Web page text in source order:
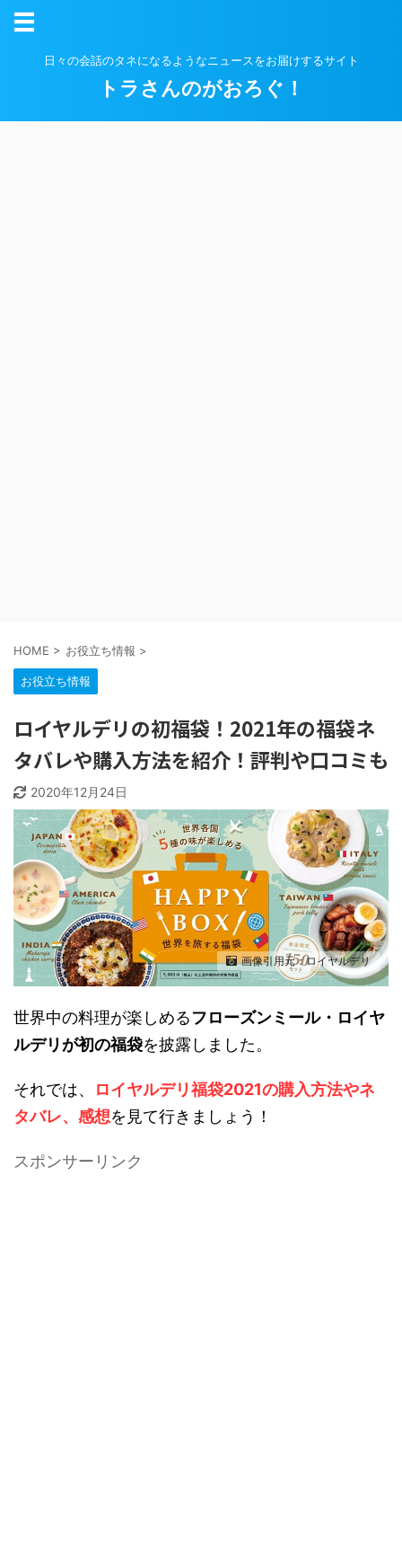
日々の会話のタネになるようなニュースをお届けするサイト
トラさんのがおろぐ！
HOME > お役立ち情報 >
お役立ち情報
ロイヤルデリの初福袋！2021年の福袋ネ
タバレや購入方法を紹介！評判や口コミも
2020年12月24日
画像引用元：ロイヤルデリ
世界中の料理が楽しめるフローズンミール・ロイヤ
ルデリが初の福袋を披露しました。
それでは、
ロイヤルデリ福袋2021の購入方法やネ
タバレ、感想を見て行きましょう！
スポンサーリンク